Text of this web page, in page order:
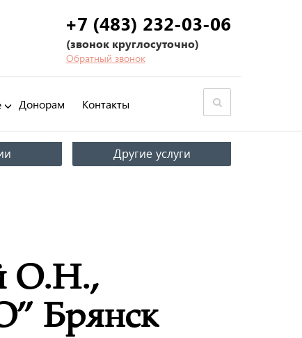
+7 (483) 232-03-06
(звонок круглосуточно)
Обратный звонок
Донорам Контакты
Другие услуги
О.Н.,
Брянск